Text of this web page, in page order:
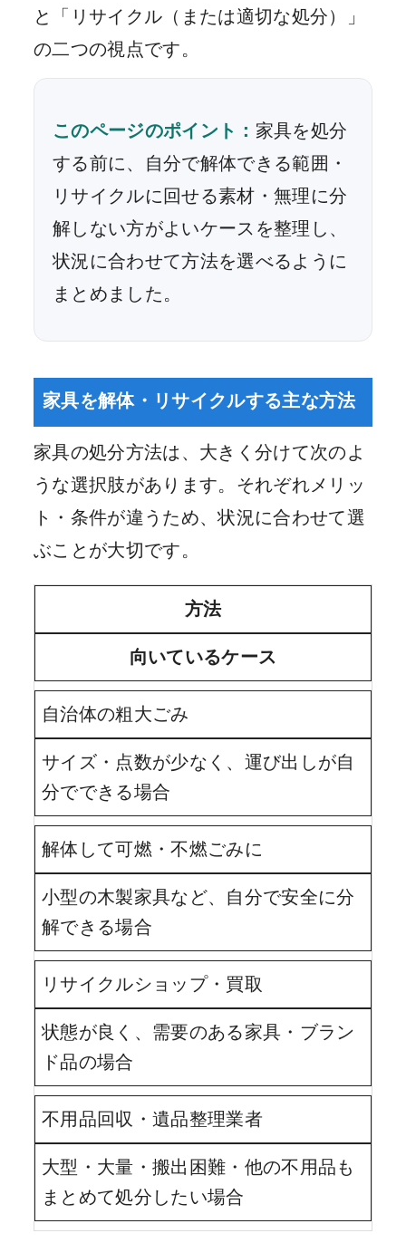
と「リサイクル（または適切な処分）」
の二つの視点です。
このページのポイント： 家具を処分
する前に、自分で解体できる範囲・
リサイクルに回せる素材・無理に分
解しない方がよいケースを整理し、
状況に合わせて方法を選べるように
まとめました。
家具を解体・リサイクルする主な方法
家具の処分方法は、大きく分けて次のよ
うな選択肢があります。それぞれメリッ
ト・条件が違うため、状況に合わせて選
ぶことが大切です。
方法
向いているケース
自治体の粗大ごみ
サイズ・点数が少なく、運び出しが自
分でできる場合
解体して可燃・不燃ごみに
小型の木製家具など、自分で安全に分
解できる場合
リサイクルショップ・買取
状態が良く、需要のある家具・ブラン
ド品の場合
不用品回収・遺品整理業者
大型・大量・搬出困難・他の不用品も
まとめて処分したい場合